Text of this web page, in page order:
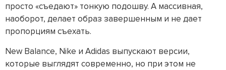
просто «съедают» тонкую подошву. А массивная,
наоборот, делает образ завершенным и не дает
пропорциям съехать.
New Balance, Nike и Adidas выпускают версии,
которые выглядят современно, но при этом не